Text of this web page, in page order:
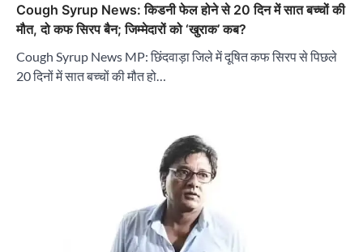
Cough Syrup News: किडनी फेल होने से 20 दिन में सात बच्चों की
मौत, दो कफ सिरप बैन; जिम्मेदारों को ‘खुराक’ कब?
Cough Syrup News MP: छिंदवाड़ा जिले में दूषित कफ सिरप से पिछले
20 दिनों में सात बच्चों की मौत हो…